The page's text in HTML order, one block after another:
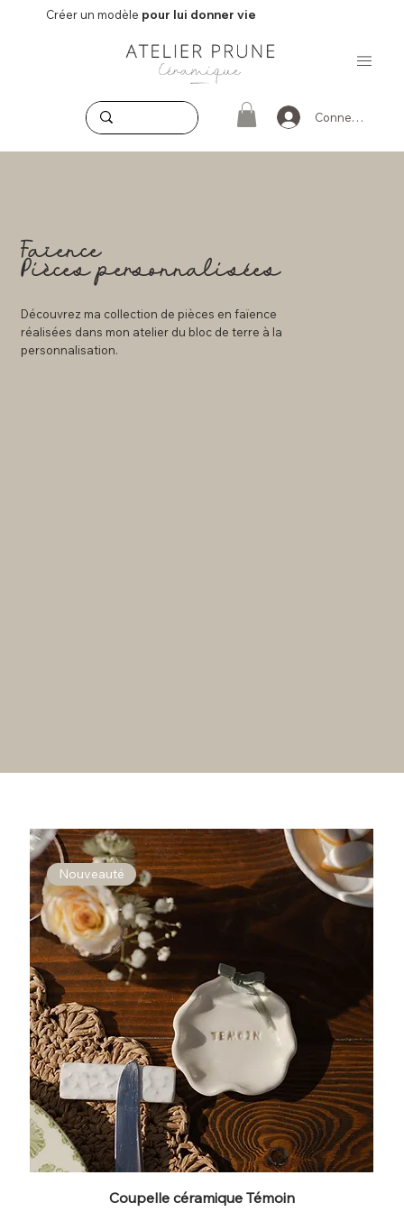
Créer un modèle pour lui donner vie
Connexion
Nouveauté
Coupelle céramique Témoin
Faïence
Pièces personnalisées
Découvrez ma collection de pièces en faïence
réalisées dans mon atelier du bloc de terre à la
personnalisation.